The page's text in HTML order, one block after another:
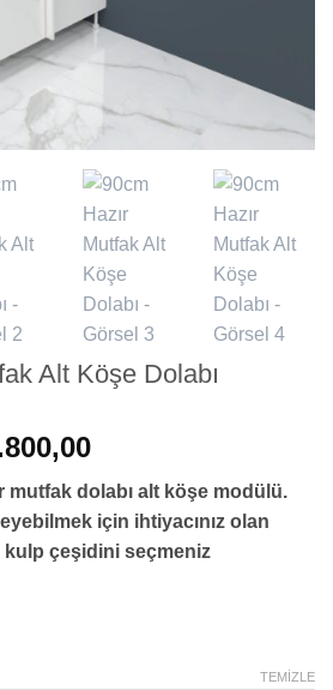
Alt Köşe Dolabı
Fiyat
₺4.250,00
-
₺5.800,00
mutfak dolabı alt köşe modülü.
için ihtiyacınız olan
kulp çeşidini seçmeniz
TEMIZLE